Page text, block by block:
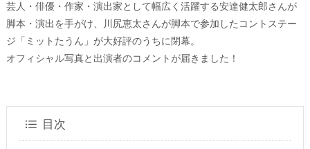
芸⼈・俳優・作家・演出家として幅広く活躍する安達健太郎さんが
脚本・演出を手がけ、川尻恵太さんが脚本で参加したコントステー
ジ「ミットたうん」が大好評のうちに閉幕。
オフィシャル写真と出演者のコメントが届きました！
目次